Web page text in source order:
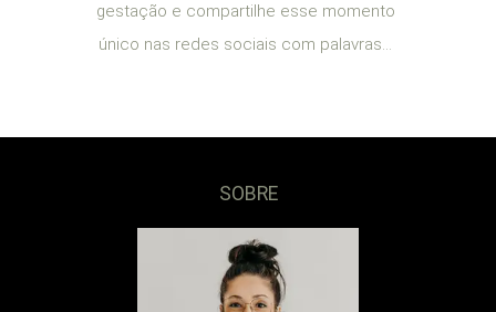
gestação e compartilhe esse momento
único nas redes sociais com palavras...
SOBRE